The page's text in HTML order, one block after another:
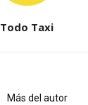
Todo Taxi
Más del autor